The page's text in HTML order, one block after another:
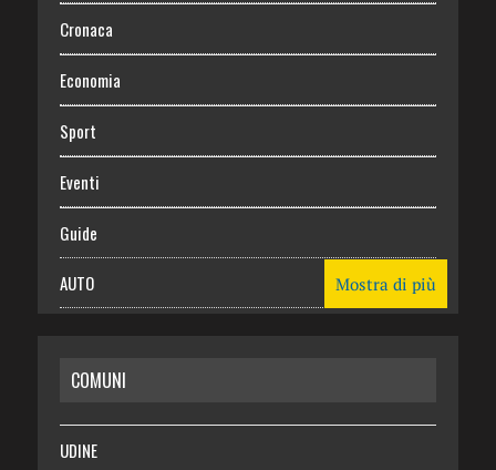
Cronaca
Economia
Sport
Eventi
Guide
AUTO
RISPARMIO
SALUTE
Mostra di più
COMUNI
UDINE